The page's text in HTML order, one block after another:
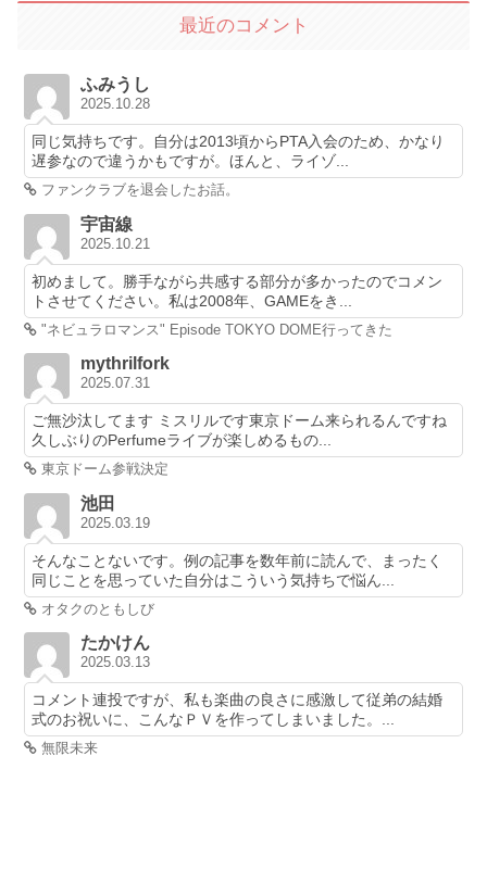
最近のコメント
ふみうし
2025.10.28
同じ気持ちです。自分は2013頃からPTA入会のため、かなり
遅参なので違うかもですが。ほんと、ライゾ...
ファンクラブを退会したお話。
宇宙線
2025.10.21
初めまして。勝手ながら共感する部分が多かったのでコメン
トさせてください。私は2008年、GAMEをき...
"ネビュラロマンス" Episode TOKYO DOME行ってきた
mythrilfork
2025.07.31
ご無沙汰してます ミスリルです東京ドーム来られるんですね
久しぶりのPerfumeライブが楽しめるもの...
東京ドーム参戦決定
池田
2025.03.19
そんなことないです。例の記事を数年前に読んで、まったく
同じことを思っていた自分はこういう気持ちで悩ん...
オタクのともしび
たかけん
2025.03.13
コメント連投ですが、私も楽曲の良さに感激して従弟の結婚
式のお祝いに、こんなＰＶを作ってしまいました。...
無限未来